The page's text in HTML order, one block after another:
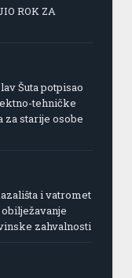
ROK ZA
Šuta potpisao
tehničke
za starije osobe
i vatromet
zahvalnosti